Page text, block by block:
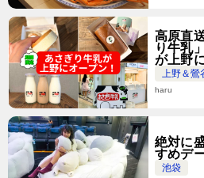
高原直
り牛乳
が上野
上野＆
haru
絶対に
すめデ
池袋